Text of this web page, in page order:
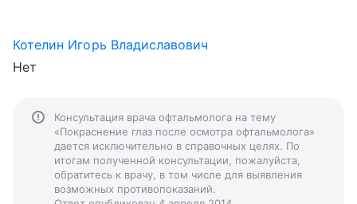
Котелин Игорь Владиславович
Нет
Консультация врача офтальмолога на тему
«Покраснение глаз после осмотра офтальмолога»
дается исключительно в справочных целях. По
итогам полученной консультации, пожалуйста,
обратитесь к врачу, в том числе для выявления
возможных противопоказаний.